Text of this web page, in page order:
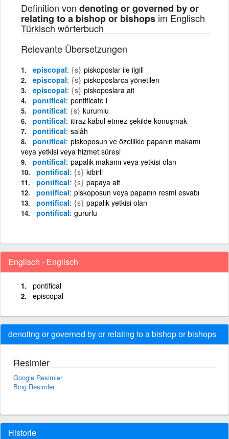
Definition von denoting or governed by or
relating to a bishop or bishops im Englisch
Türkisch wörterbuch
Relevante Übersetzungen
episcopal {s} piskoposlar ile ilgili
episcopal {s} piskoposlarca yönetilen
episcopal {s} piskoposlara ait
pontifical pontificate i
pontifical {s} kurumlu
pontifical itiraz kabul etmez şekilde konuşmak
pontifical salâh
pontifical piskoposun ve özellikle papanın makamı
veya yetkisi veya hizmet süresi
pontifical papalık makamı veya yetkisi olan
pontifical {s} kibirli
pontifical {s} papaya ait
pontifical piskoposun veya papanın resmi esvabı
pontifical {s} papalık yetkisi olan
pontifical gururlu
Englisch - Englisch
pontifical
episcopal
denoting or governed by or relating to a bishop or bishops
Resimler
Google Resimler
Bing Resimler
Historie